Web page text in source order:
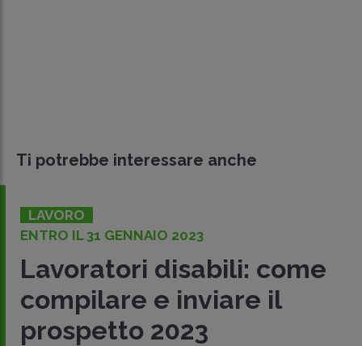
Ti potrebbe interessare anche
LAVORO
ENTRO IL 31 GENNAIO 2023
Lavoratori disabili: come
compilare e inviare il
prospetto 2023